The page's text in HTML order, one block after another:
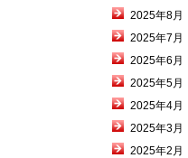
2025年8月
2025年7月
2025年6月
2025年5月
2025年4月
2025年3月
2025年2月